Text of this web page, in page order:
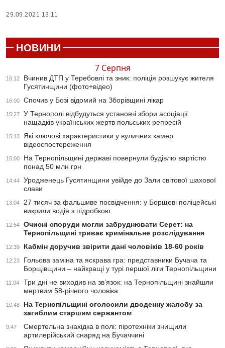
29.09.2021 13:11
НОВИНИ
7 Серпня
16:12
Вчинив ДТП у Теребовлі та зник: поліція розшукує жителя
Гусятинщини (фото+відео)
16:00 Спочив у Бозі відомий на Зборівщині лікар
15:27
У Тернополі відбудуться установчі збори асоціації
нащадків українських жертв польських репресій
15:13
Які ключові характеристики у вуличних камер
відеоспостереження
15:00
На Тернопільщині державі повернули будівлю вартістю
понад 50 млн грн
14:44
Уродженець Гусятинщини увійде до Зали світової шахової
слави
13:04
27 тисяч за фальшиве посвідчення: у Борщеві поліцейські
викрили водія з підробкою
12:54
Очисні споруди могли забруднювати Серет: на
Тернопільщині триває кримінальне розслідування
12:39 Кабмін доручив звірити дані чоловіків 18-60 років
12:23
Гольова заміна та яскрава гра: представники Бучача та
Борщівщини – найкращі у турі першої ліги Тернопільщини
11:04
Три дні не виходив на зв’язок: на Тернопільщині знайшли
мертвим 58-річного чоловіка
10:48
На Тернопільщині оголосили дводенну жалобу за
загиблим старшим сержантом
9:47
Смертельна знахідка в полі: піротехніки знищили
артилерійський снаряд на Бучаччині